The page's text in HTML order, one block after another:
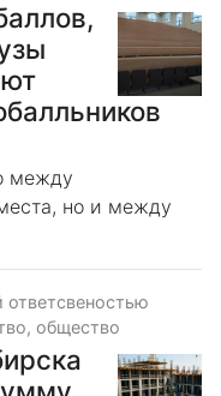
между
но и между
общество